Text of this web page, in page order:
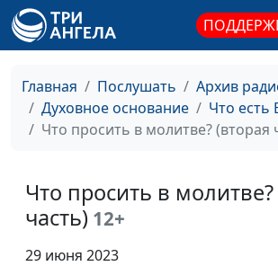
Главная Послушать
Архив
Духовное основание
Что есть
Что просить в молитве? (вторая
Что просить в молитве?
часть) 12+
29 июня 2023
Показное
благочестие. Как
раскаяться?
Юлия
Кунцевич,
Елена
Слова, повторенные
Юлия
Елена